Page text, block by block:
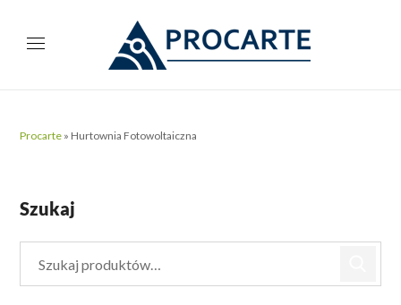
Procarte » Hurtownia Fotowoltaiczna
Szukaj